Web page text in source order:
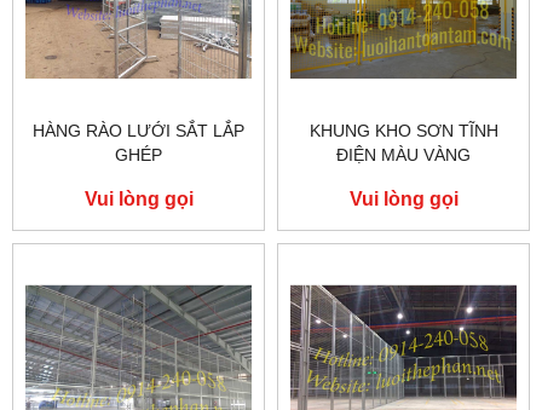
HÀNG RÀO LƯỚI SẮT LẮP
GHÉP
Vui lòng gọi
KHUNG KHO SƠN TĨNH
ĐIỆN MÀU VÀNG
Vui lòng gọi